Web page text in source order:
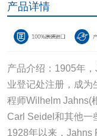
产品详情
产品介绍：1905年
业登记处注册，成为
程师Wilhelm Jahns(
Carl Seidel和其他一
1928年以来，Jahns